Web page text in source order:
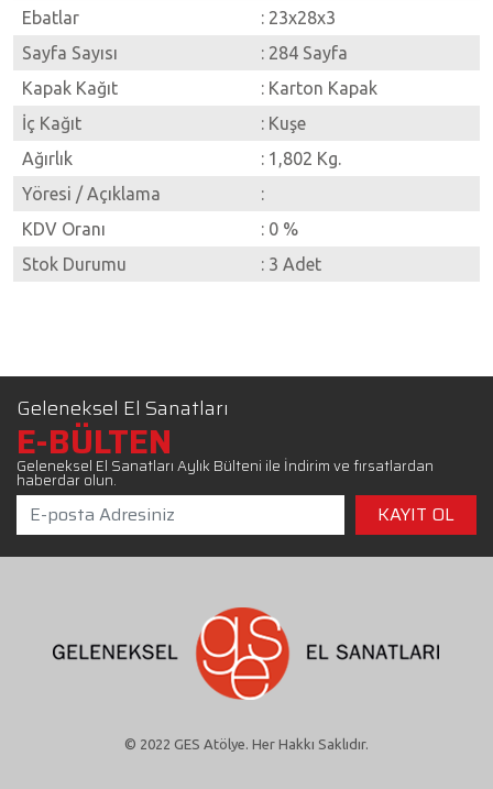
Ebatlar
: 23x28x3
Sayfa Sayısı
: 284 Sayfa
Kapak Kağıt
: Karton Kapak
İç Kağıt
: Kuşe
Ağırlık
: 1,802 Kg.
Yöresi / Açıklama
:
KDV Oranı
: 0 %
Stok Durumu
: 3 Adet
Geleneksel El Sanatları
E-BÜLTEN
Geleneksel El Sanatları Aylık Bülteni ile İndirim ve fırsatlardan
haberdar olun.
© 2022 GES Atölye. Her Hakkı Saklıdır.